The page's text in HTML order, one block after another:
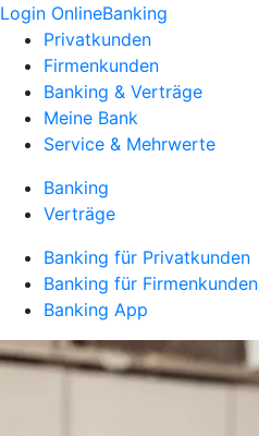
Login OnlineBanking
Privatkunden
Firmenkunden
Banking & Verträge
Meine Bank
Service & Mehrwerte
Banking
Verträge
Banking für Privatkunden
Banking für Firmenkunden
Banking App